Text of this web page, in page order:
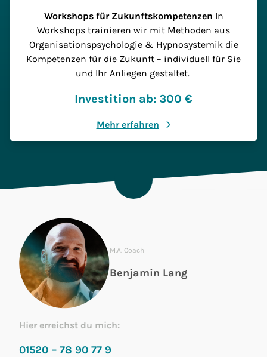
Workshops für Zukunftskompetenzen In
Workshops trainieren wir mit Methoden aus
Organisationspsychologie & Hypnosystemik die
Kompetenzen für die Zukunft – individuell für Sie
und Ihr Anliegen gestaltet.
Investition ab: 300 €
Mehr erfahren
M.A. Coach
Benjamin Lang
Hier erreichst du mich:
01520 – 78 90 77 9